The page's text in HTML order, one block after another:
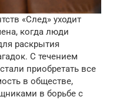
«След» уходит
когда люди
раскрытия
С течением
приобретать все
в обществе,
в борьбе с